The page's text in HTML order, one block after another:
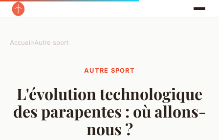
Accueil›Autre sport
AUTRE SPORT
L'évolution technologique
des parapentes : où allons-
nous ?